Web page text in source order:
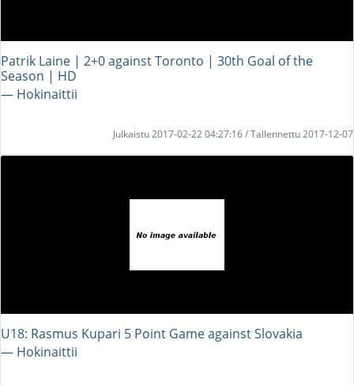
Patrik Laine | 2+0 against Toronto | 30th Goal of the
Season | HD
― Hokinaittii
Julkaistu 2017-02-22 04:27:16 / Tallennettu 2017-12-07
U18: Rasmus Kupari 5 Point Game against Slovakia
― Hokinaittii